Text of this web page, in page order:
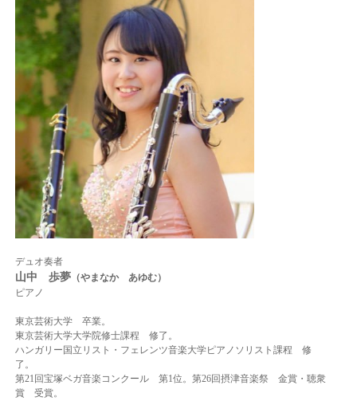
デュオ奏者
山中 歩夢（やまなか あゆむ）
ピアノ
東京芸術大学 卒業。
東京芸術大学大学院修士課程 修了。
ハンガリー国立リスト・フェレンツ音楽大学ピアノソリスト課程 修
了。
第21回宝塚ベガ音楽コンクール 第1位。 第26回摂津音楽祭 金賞・聴衆
賞 受賞。